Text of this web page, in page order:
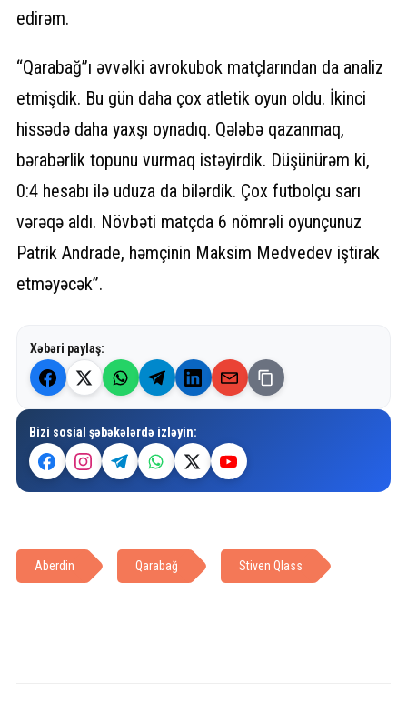
edirəm.
“Qarabağ”ı əvvəlki avrokubok matçlarından da analiz
etmişdik. Bu gün daha çox atletik oyun oldu. İkinci
hissədə daha yaxşı oynadıq. Qələbə qazanmaq,
bərabərlik topunu vurmaq istəyirdik. Düşünürəm ki,
0:4 hesabı ilə uduza da bilərdik. Çox futbolçu sarı
vərəqə aldı. Növbəti matçda 6 nömrəli oyunçunuz
Patrik Andrade, həmçinin Maksim Medvedev iştirak
etməyəcək”.
Xəbəri paylaş:
Bizi sosial şəbəkələrdə izləyin:
Aberdin Qarabağ Stiven Qlass